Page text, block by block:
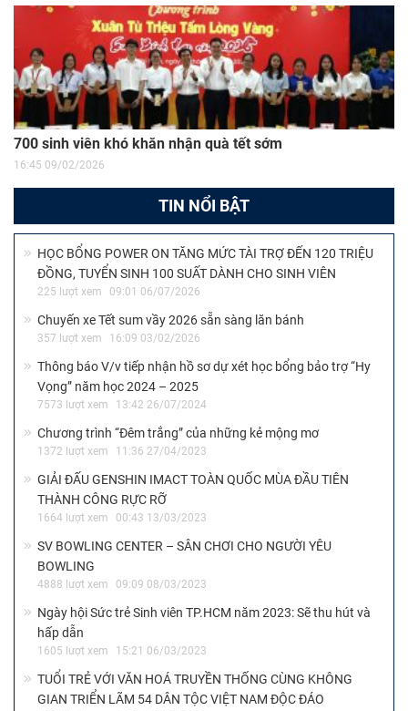
700 sinh viên khó khăn nhận quà tết sớm
16:45 09/02/2026
TIN NỔI BẬT
HỌC BỔNG POWER ON TĂNG MỨC TÀI TRỢ ĐẾN 120 TRIỆU
ĐỒNG, TUYỂN SINH 100 SUẤT DÀNH CHO SINH VIÊN
225 lượt xem 09:01 06/07/2026
Chuyến xe Tết sum vầy 2026 sẵn sàng lăn bánh
357 lượt xem 16:09 03/02/2026
Thông báo V/v tiếp nhận hồ sơ dự xét học bổng bảo trợ “Hy
Vọng” năm học 2024 – 2025
7573 lượt xem 13:42 26/07/2024
Chương trình “Đêm trắng” của những kẻ mộng mơ
1372 lượt xem 11:36 27/04/2023
GIẢI ĐẤU GENSHIN IMACT TOÀN QUỐC MÙA ĐẦU TIÊN
THÀNH CÔNG RỰC RỠ
1664 lượt xem 00:43 13/03/2023
SV BOWLING CENTER – SÂN CHƠI CHO NGƯỜI YÊU
BOWLING
4888 lượt xem 09:09 08/03/2023
Ngày hội Sức trẻ Sinh viên TP.HCM năm 2023: Sẽ thu hút và
hấp dẫn
1605 lượt xem 15:21 06/03/2023
TUỔI TRẺ VỚI VĂN HOÁ TRUYỀN THỐNG CÙNG KHÔNG
GIAN TRIỂN LÃM 54 DÂN TỘC VIỆT NAM ĐỘC ĐÁO